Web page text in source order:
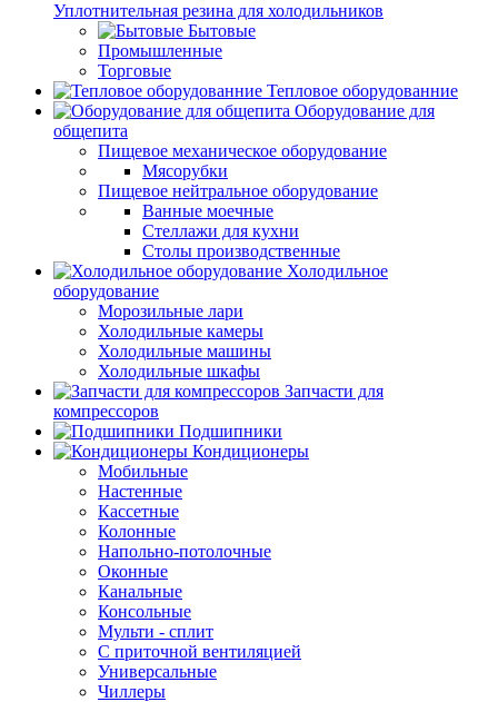
Уплотнительная резина для холодильников
Бытовые
Промышленные
Торговые
Тепловое оборудованние
Оборудование для
общепита
Пищевое механическое оборудование
Мясорубки
Пищевое нейтральное оборудование
Ванные моечные
Стеллажи для кухни
Столы производственные
Холодильное
оборудование
Морозильные лари
Холодильные камеры
Холодильные машины
Холодильные шкафы
Запчасти для
компрессоров
Подшипники
Кондиционеры
Мобильные
Настенные
Кассетные
Колонные
Напольно-потолочные
Оконные
Канальные
Консольные
Мульти - сплит
С приточной вентиляцией
Универсальные
Чиллеры